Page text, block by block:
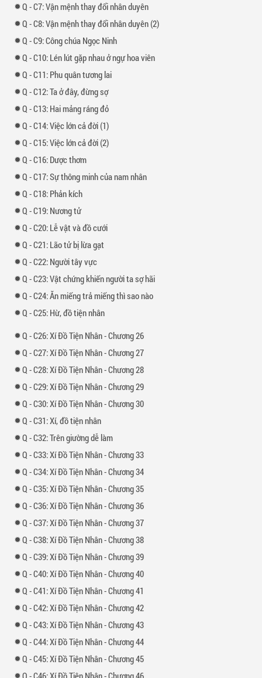
- 7: Vận mệnh thay đổi nhân duyên
- 8: Vận mệnh thay đổi nhân duyên (2)
- 9: Công chúa Ngọc Ninh
- 10: Lén lút gặp nhau ở ngự hoa viên
- 11: Phu quân tương lai
- 12: Ta ở đây, đừng sợ
- 13: Hai mảng ráng đỏ
- 14: Việc lớn cả đời (1)
- 15: Việc lớn cả đời (2)
- 16: Dược thơm
- 17: Sự thông minh của nam nhân
- 18: Phản kích
- 19: Nương tử
- 20: Lễ vật và đồ cưới
- 21: Lão tử bị lừa gạt
- 22: Người tây vực
- 23: Vật chứng khiến người ta sợ hãi
- 24: Ăn miếng trả miếng thì sao nào
- 25: Hừ, đồ tiện nhân
- 26: Xí Đồ Tiện Nhân - Chương 26
- 27: Xí Đồ Tiện Nhân - Chương 27
- 28: Xí Đồ Tiện Nhân - Chương 28
- 29: Xí Đồ Tiện Nhân - Chương 29
- 30: Xí Đồ Tiện Nhân - Chương 30
- 31: Xí, đồ tiện nhân
- 32: Trên giường dễ làm
- 33: Xí Đồ Tiện Nhân - Chương 33
- 34: Xí Đồ Tiện Nhân - Chương 34
- 35: Xí Đồ Tiện Nhân - Chương 35
- 36: Xí Đồ Tiện Nhân - Chương 36
- 37: Xí Đồ Tiện Nhân - Chương 37
- 38: Xí Đồ Tiện Nhân - Chương 38
- 39: Xí Đồ Tiện Nhân - Chương 39
- 40: Xí Đồ Tiện Nhân - Chương 40
- 41: Xí Đồ Tiện Nhân - Chương 41
- 42: Xí Đồ Tiện Nhân - Chương 42
- 43: Xí Đồ Tiện Nhân - Chương 43
- 44: Xí Đồ Tiện Nhân - Chương 44
- 45: Xí Đồ Tiện Nhân - Chương 45
- 46: Xí Đồ Tiện Nhân - Chương 46